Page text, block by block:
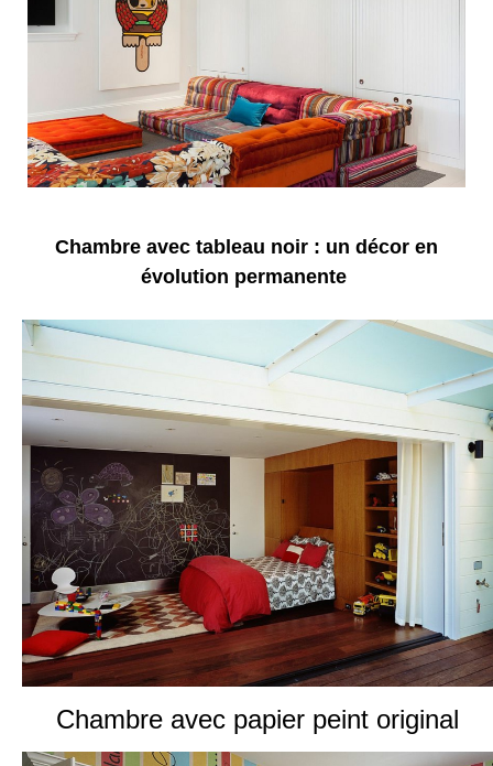
Chambre avec tableau noir : un décor en
évolution permanente
Chambre avec papier peint original